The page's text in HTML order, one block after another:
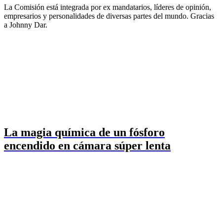
La Comisión está integrada por ex mandatarios, líderes de opinión,
empresarios y personalidades de diversas partes del mundo. Gracias
a Johnny Dar.
La magia química de un fósforo
encendido en cámara súper lenta